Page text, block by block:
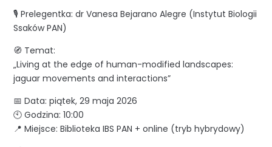
🎙 Prelegentka: dr Vanesa Bejarano Alegre (Instytut Biologii
Ssaków PAN)
🧭 Temat:
„Living at the edge of human-modified landscapes:
jaguar movements and interactions”
📅 Data: piątek, 29 maja 2026
🕙 Godzina: 10:00
📍 Miejsce: Biblioteka IBS PAN + online (tryb hybrydowy)